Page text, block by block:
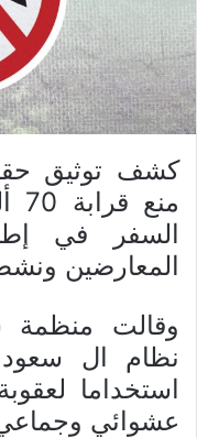
كشف توثيق
السفر في
المعارضين
وقالت منظمة
نظام ال سعود
استخداما
عشوائي